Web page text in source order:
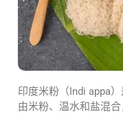
印度米粉（Indi appa
由米粉、温水和盐混